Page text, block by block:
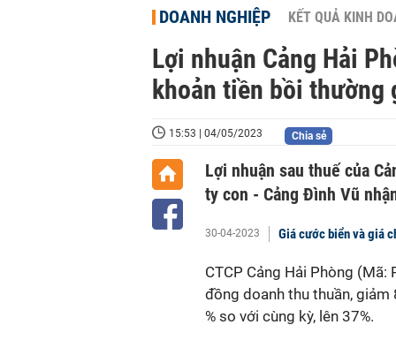
DOANH NGHIỆP KẾT QUẢ KINH
Lợi nhuận Cảng Hải
khoản tiền bồi thường
15:53 | 04/05/2023 Chia sẻ
Lợi nhuận sau thuế của
ty con - Cảng Đình Vũ
30-04-2023 Giá cước biển và giá
CTCP Cảng Hải Phòng (Mã:
đồng doanh thu thuần,
% so với cùng kỳ, lên 37%.